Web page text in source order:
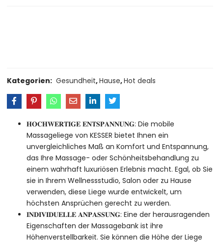
Kategorien: Gesundheit,Hause,Hot deals
𝐇𝐎𝐂𝐇𝐖𝐄𝐑𝐓𝐈𝐆𝐄 𝐄𝐍𝐓𝐒𝐏𝐀𝐍𝐍𝐔𝐍𝐆: Die mobile
Massageliege von KESSER bietet Ihnen ein
unvergleichliches Maß an Komfort und Entspannung,
das Ihre Massage- oder Schönheitsbehandlung zu
einem wahrhaft luxuriösen Erlebnis macht. Egal, ob Sie
sie in Ihrem Wellnessstudio, Salon oder zu Hause
verwenden, diese Liege wurde entwickelt, um
höchsten Ansprüchen gerecht zu werden.
𝐈𝐍𝐃𝐈𝐕𝐈𝐃𝐔𝐄𝐋𝐋𝐄 𝐀𝐍𝐏𝐀𝐒𝐒𝐔𝐍𝐆: Eine der herausragenden
Eigenschaften der Massagebank ist ihre
Höhenverstellbarkeit. Sie können die Höhe der Liege